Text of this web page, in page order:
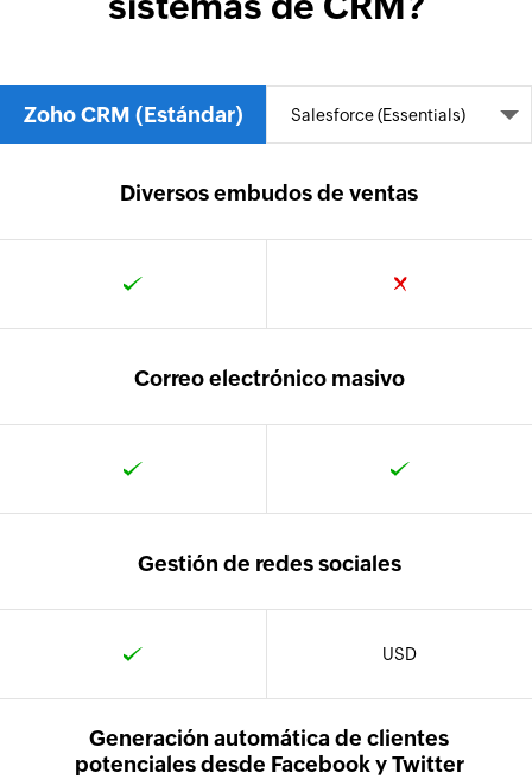
Zoho CRM (Estándar)
Diversos embudos de ventas
Correo electrónico masivo
Gestión de redes sociales
Generación automática de clientes
potenciales desde Facebook y Twitter
USD